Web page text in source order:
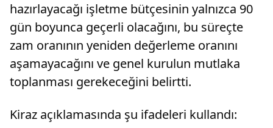
hazırlayacağı işletme bütçesinin yalnızca 90
gün boyunca geçerli olacağını, bu süreçte
zam oranının yeniden değerleme oranını
aşamayacağını ve genel kurulun mutlaka
toplanması gerekeceğini belirtti.
Kiraz açıklamasında şu ifadeleri kullandı: